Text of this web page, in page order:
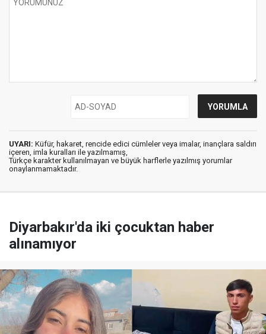
UYARI: Küfür, hakaret, rencide edici cümleler veya imalar, inançlara saldırı
içeren, imla kuralları ile yazılmamış,
Türkçe karakter kullanılmayan ve büyük harflerle yazılmış yorumlar
onaylanmamaktadır.
Diyarbakır'da iki çocuktan haber
alınamıyor